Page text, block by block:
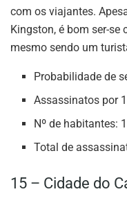
com os viajantes.
Kingston, é bom ser-se
mesmo sendo um
Probabilidade de
Assassinatos por
Nº de habitantes:
Total de
15 – Cidade do